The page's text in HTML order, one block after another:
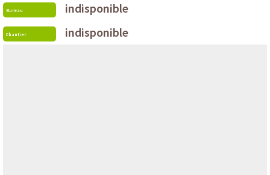
Bureau indisponible
Chantier indisponible